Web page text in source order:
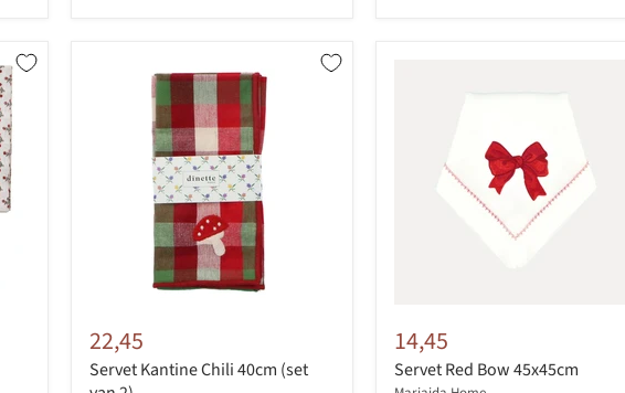
22,45
Servet Kantine Chili 40cm (set
14,45
Servet Red Bow 45x45cm